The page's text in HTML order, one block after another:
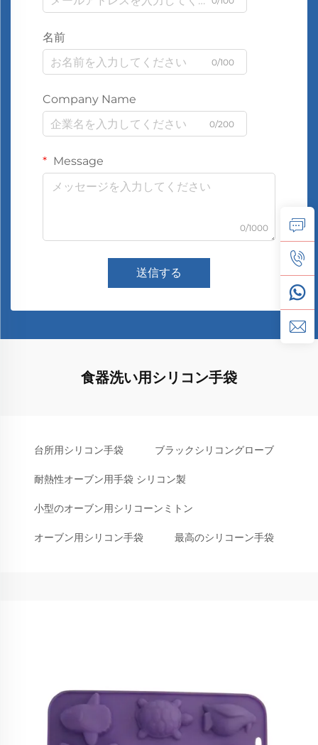
名前
0/100
Company Name
0/200
Message
0/1000
送信する
食器洗い用シリコン手袋
台所用シリコン手袋 ブラックシリコングローブ
耐熱性オーブン用手袋 シリコン製
小型のオーブン用シリコーンミトン
オーブン用シリコン手袋 最高のシリコーン手袋